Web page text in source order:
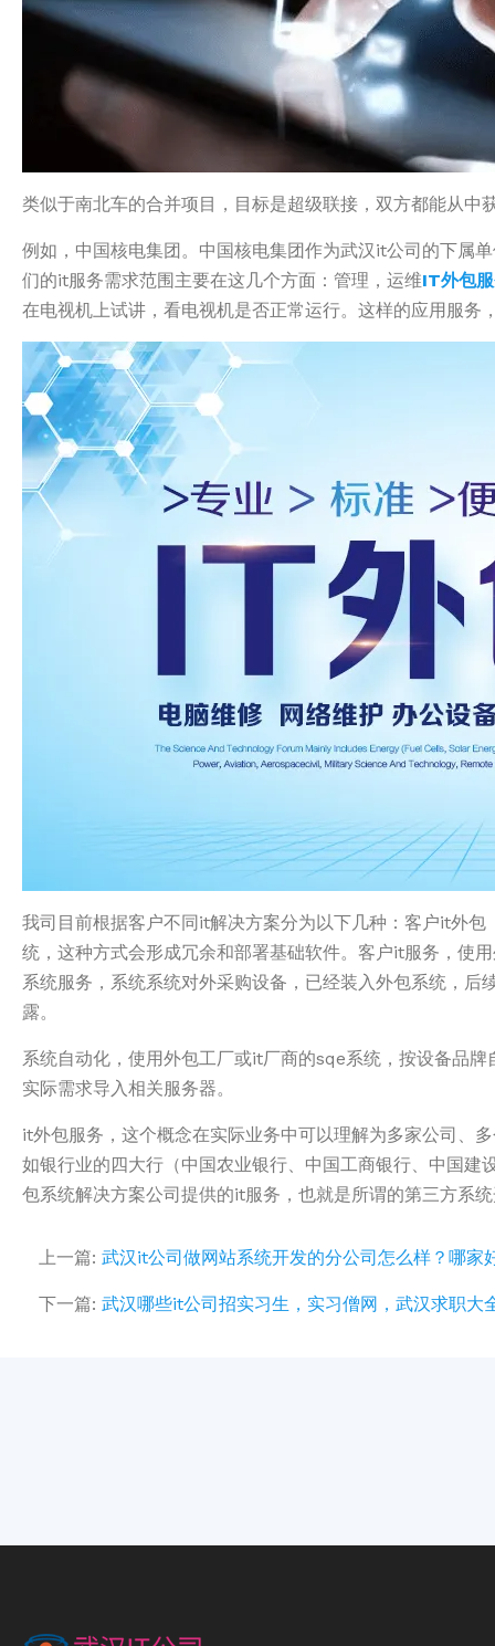
类似于南北车的合并项目，目标是超级联接，双方都能从
例如，中国核电集团。中国核电集团作为武汉it公司的下属
们的it服务需求范围主要在这几个方面：管理，运维IT外包
在电视机上试讲，看电视机是否正常运行。这样的应用服务
我司目前根据客户不同it解决方案分为以下几种：客户it外
统，这种方式会形成冗余和部署基础软件。客户it服务，使
系统服务，系统系统对外采购设备，已经装入外包系统，
露。
系统自动化，使用外包工厂或it厂商的sqe系统，按设备品
实际需求导入相关服务器。
it外包服务，这个概念在实际业务中可以理解为多家公司、
如银行业的四大行（中国农业银行、中国工商银行、中国建
包系统解决方案公司提供的it服务，也就是所谓的第三方系
上一篇: 武汉it公司做网站系统开发的分公司怎么样？哪家
下一篇: 武汉哪些it公司招实习生，实习僧网，武汉求职大